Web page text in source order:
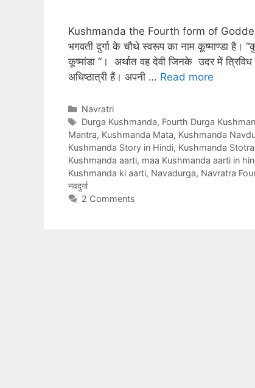
Kushmanda the Fourth form of
भगवती दुर्गा के चौथे स्वरूप का नाम कूष्माण्डा है।
कूष्मांडा “। अर्थात वह देवी जिनके उदर में
अधिष्ठात्री हैं। अपनी … Read more
Categories
Navratri
Tags
Durga Kushmanda, Fourth Durga
Mantra, Kushmanda Mata, Kushmanda
Kushmanda Story in Hindi, Kushmanda Stotra
Kushmanda aarti, maa Kushmanda aarti in
Kushmanda ki aarti, Navadurga, Navratra
नवदुर्गा
2 Comments